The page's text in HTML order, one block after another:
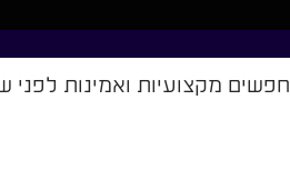
מקצועיות ואמינות